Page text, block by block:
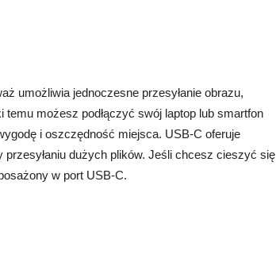
umożliwia jednoczesne przesyłanie obrazu,
możesz podłączyć swój laptop lub smartfon
i oszczędność miejsca. USB-C oferuje
dużych plików. Jeśli chcesz cieszyć się
w port USB-C.